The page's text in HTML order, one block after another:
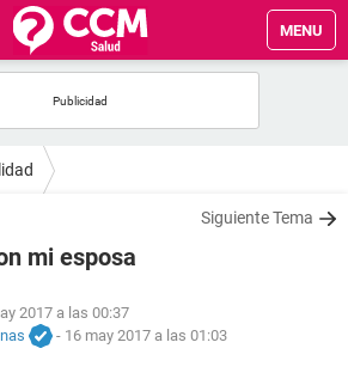
MENU
Siguiente Tema
mi esposa
2017 a las 00:37
- 16 may 2017 a las 01:03